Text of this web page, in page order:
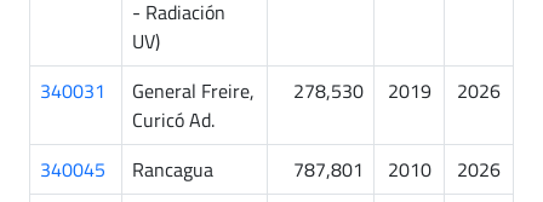
- Radiación
UV)
340031
General Freire,
Curicó Ad.
278,530 2019 2026
340045 Rancagua 787,801 2010
2026